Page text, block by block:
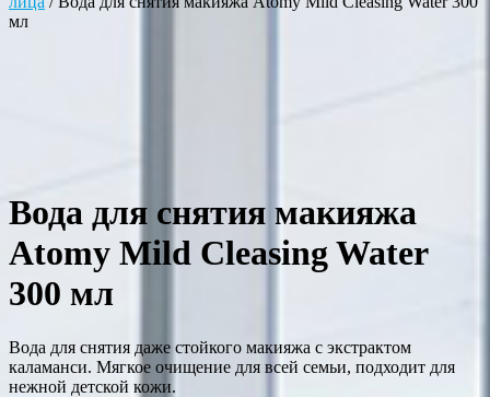
мл
Вода для снятия макияжа
Atomy Mild Cleasing Water
300 мл
Вода для снятия даже стойкого макияжа с экстрактом
каламанси. Мягкое очищение для всей семьи, подходит для
нежной детской кожи.